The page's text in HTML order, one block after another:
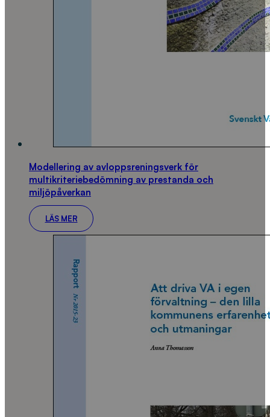
Modellering av avloppsreningsverk för
multikriteriebedömning av prestanda och
miljöpåverkan
LÄS MER